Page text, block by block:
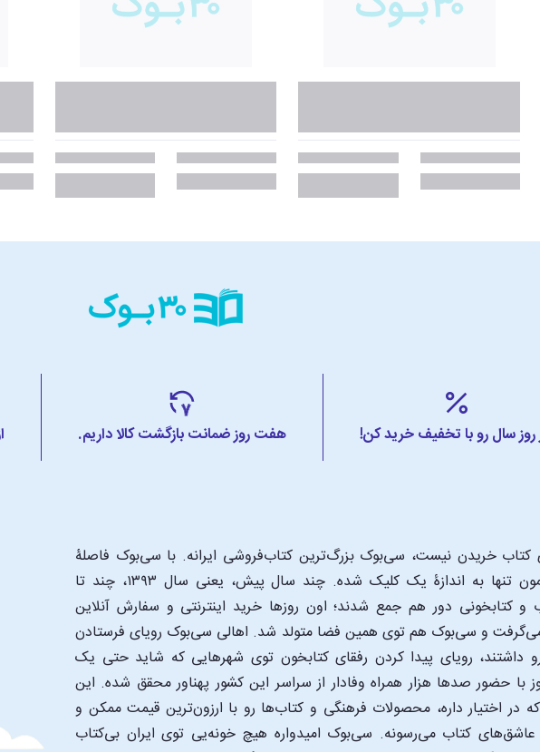
سال رو با تخفیف خرید کن! هفت روز ضمانت بازگشت کالا داریم.
کتاب خریدن نیست، سی‌بوک بزرگ‌ترین کتاب‌فروشی ایرانه. با سی‌بوک فاصلۀ
شما تا یک کتابفروشی بزرگ و پروپیمون تنها به اندازۀ یک کلیک شده. چند سال پیش، یعنی سال ۱۳۹۳، چند تا
دور هم جمع شدند؛ اون‌ روزها خرید اینترنتی و سفارش آنلاین
می‌گرفت و سی‌بوک هم توی همین فضا متولد شد. اهالی سی‌بوک رویای فرستادن
داشتند، رویای پیدا کردن رفقای کتابخون توی شهرهایی که شاید حتی یک
با حضور صدها هزار همراه وفادار از سراسر این کشور پهناور محقق شده. این
که در اختیار داره، محصولات فرهنگی و کتاب‌ها رو با ارزون‌ترین قیمت ممکن و
کتاب می‌رسونه. سی‌بوک امیدواره هیچ خونه‌یی توی ایران بی‌کتاب